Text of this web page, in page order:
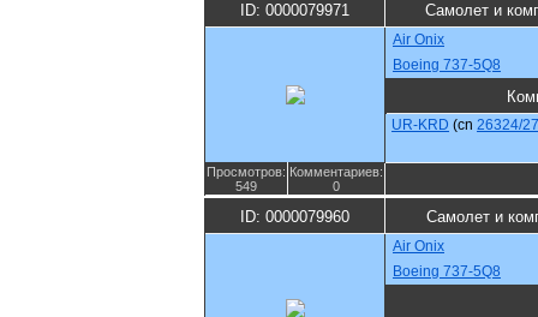
ID: 0000079971 Самолет и
Air Onix
Boeing 737-5Q8
UR-KRD (cn 26324/
Просмотров:
549
Комментариев:
0
ID: 0000079960 Самолет и
Air Onix
Boeing 737-5Q8